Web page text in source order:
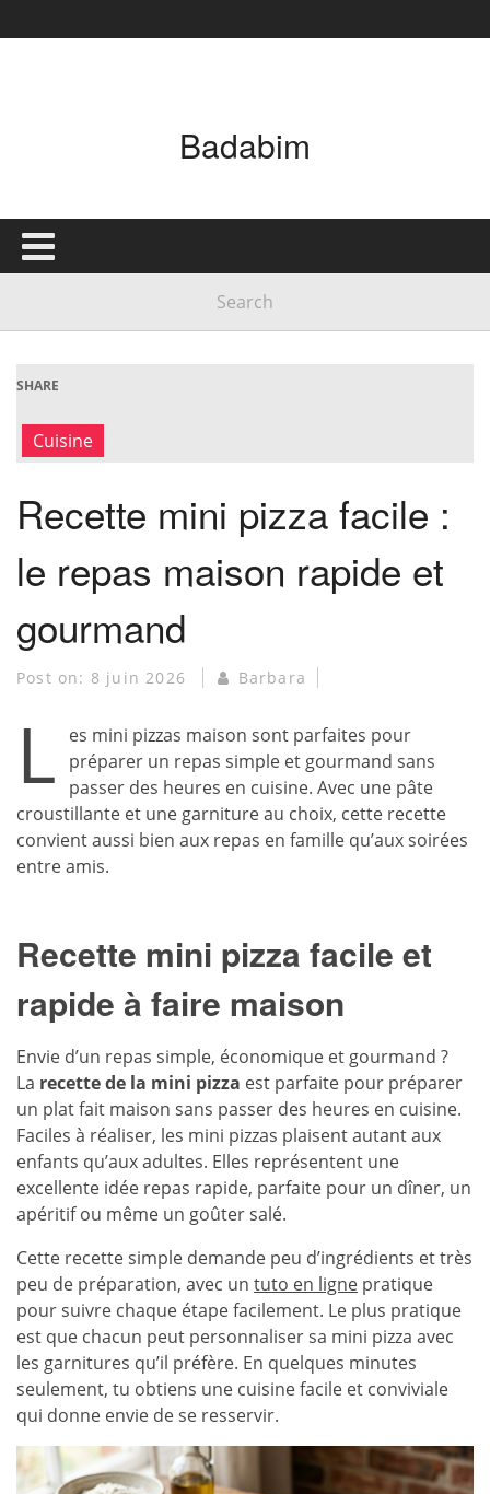
Badabim
SHARE
Cuisine
Recette mini pizza facile :
le repas maison rapide et
gourmand
Post on: 8 juin 2026 Barbara
L
es mini pizzas maison sont parfaites pour
préparer un repas simple et gourmand sans
passer des heures en cuisine. Avec une pâte
croustillante et une garniture au choix, cette recette
convient aussi bien aux repas en famille qu’aux soirées
entre amis.
Recette mini pizza facile et
rapide à faire maison
Envie d’un repas simple, économique et gourmand ?
La recette de la mini pizza est parfaite pour préparer
un plat fait maison sans passer des heures en cuisine.
Faciles à réaliser, les mini pizzas plaisent autant aux
enfants qu’aux adultes. Elles représentent une
excellente idée repas rapide, parfaite pour un dîner, un
apéritif ou même un goûter salé.
Cette recette simple demande peu d’ingrédients et très
peu de préparation, avec un tuto en ligne pratique
pour suivre chaque étape facilement. Le plus pratique
est que chacun peut personnaliser sa mini pizza avec
les garnitures qu’il préfère. En quelques minutes
seulement, tu obtiens une cuisine facile et conviviale
qui donne envie de se resservir.